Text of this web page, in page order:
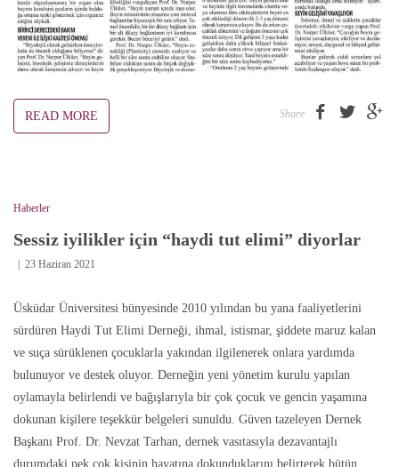
READ MORE Share
Haberler
Sessiz iyilikler için “haydi tut elimi” diyorlar
23 Haziran 2021
Üsküdar Üniversitesi bünyesinde 2010 yılından bu yana faaliyetlerini
sürdüren Haydi Tut Elimi Derneği, ihmal, istismar, şiddete maruz kalan
ve suça sürüklenen çocuklarla yakından ilgilenerek onlara yardımda
bulunuyor ve destek oluyor. Derneğin yeni yönetim kurulu yapılan
oylamayla belirlendi ve bağışlarıyla bir çok çocuk ve gencin yaşamına
dokunan kişilere teşekkür belgeleri sunuldu. Güven tazeleyen Dernek
Başkanı Prof. Dr. Nevzat Tarhan, dernek vasıtasıyla dezavantajlı
durumdaki pek çok kişinin hayatına dokunduklarını belirterek bütün